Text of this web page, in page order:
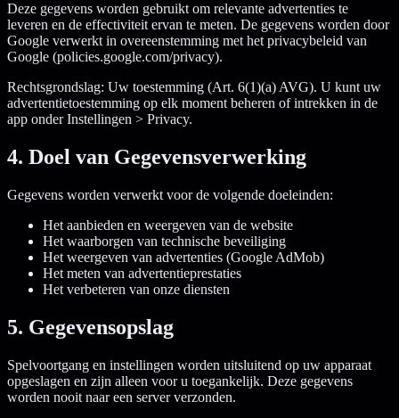
Deze gegevens worden gebruikt om relevante advertenties te
leveren en de effectiviteit ervan te meten. De gegevens worden door
Google verwerkt in overeenstemming met het privacybeleid van
Google (policies.google.com/privacy).
Rechtsgrondslag: Uw toestemming (Art. 6(1)(a) AVG). U kunt uw
advertentietoestemming op elk moment beheren of intrekken in de
app onder Instellingen > Privacy.
4. Doel van Gegevensverwerking
Gegevens worden verwerkt voor de volgende doeleinden:
Het aanbieden en weergeven van de website
Het waarborgen van technische beveiliging
Het weergeven van advertenties (Google AdMob)
Het meten van advertentieprestaties
Het verbeteren van onze diensten
5. Gegevensopslag
Spelvoortgang en instellingen worden uitsluitend op uw apparaat
opgeslagen en zijn alleen voor u toegankelijk. Deze gegevens
worden nooit naar een server verzonden.